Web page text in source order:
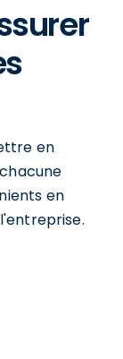
en
en